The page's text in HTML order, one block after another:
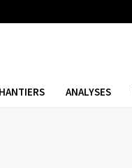
ANALYSES